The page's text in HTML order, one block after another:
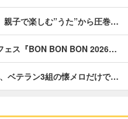
子で楽しむ”うた”から圧巻…
ェス『BON BON BON 2026…
ベテラン3組の懐メロだけで…